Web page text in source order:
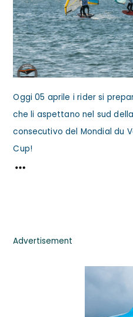
Oggi 05 aprile i rider si
che li aspettano nel sud
consecutivo del Mondial du
Cup!
Advertisement